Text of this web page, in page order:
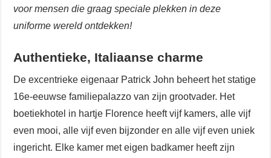
voor mensen die graag speciale plekken in deze
uniforme wereld ontdekken!
Authentieke, Italiaanse charme
De excentrieke eigenaar Patrick John beheert het statige
16e-eeuwse familiepalazzo van zijn grootvader. Het
boetiekhotel in hartje Florence heeft vijf kamers, alle vijf
even mooi, alle vijf even bijzonder en alle vijf even uniek
ingericht. Elke kamer met eigen badkamer heeft zijn